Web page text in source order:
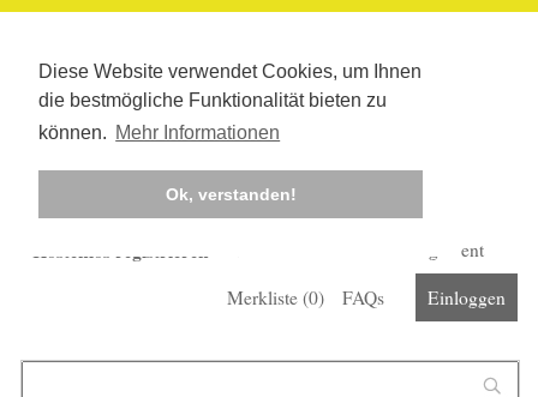
Diese Website verwendet Cookies, um Ihnen
die bestmögliche Funktionalität bieten zu
können. Mehr Informationen
Ok, verstanden!
Kostenlos registrieren
Corona-Management
Merkliste (0) FAQs Einloggen